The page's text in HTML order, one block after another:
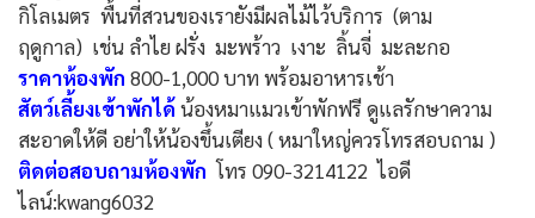
กิโลเมตร พื้นที่สวนของเรายังมีผลไม้ไว้บริการ (ตาม
ฤดูกาล) เช่น ลำไย ฝรั่ง มะพร้าว เงาะ ลิ้นจี่ มะละกอ
ราคาห้องพัก 800-1,000 บาท พร้อมอาหารเช้า
สัตว์เลี้ยงเข้าพักได้ น้องหมาแมวเข้าพักฟรี ดูแลรักษาความ
สะอาดให้ดี อย่าให้น้องขึ้นเตียง ( หมาใหญ่ควรโทรสอบถาม )
ติดต่อสอบถามห้องพักโทร 090-3214122 ไอดี
ไลน์:kwang6032